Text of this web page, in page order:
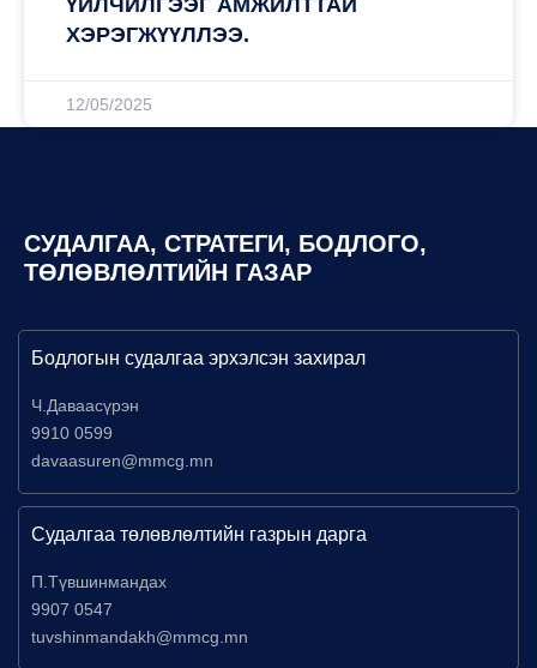
ХЭРЭГЖҮҮЛЛЭЭ.
12/05/2025
СУДАЛГАА, СТРАТЕГИ, БОДЛОГО,
ТӨЛӨВЛӨЛТИЙН ГАЗАР
Бодлогын судалгаа эрхэлсэн захирал
Ч.Даваасүрэн
9910 0599
davaasuren@mmcg.mn
Судалгаа төлөвлөлтийн газрын дарга
П.Түвшинмандах
9907 0547
tuvshinmandakh@mmcg.mn